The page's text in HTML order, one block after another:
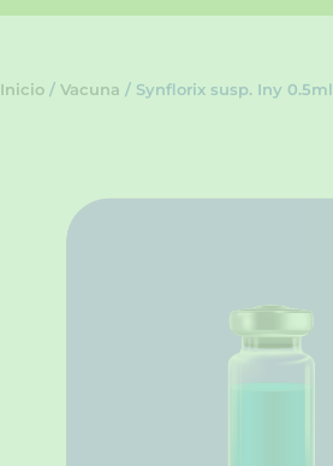
Inicio / Vacuna / Synflorix susp. Iny 0.5ml